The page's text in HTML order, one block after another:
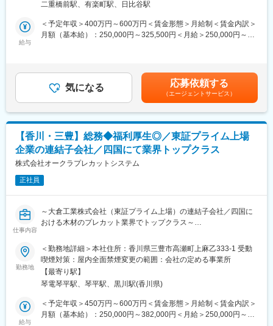
└13名在籍
■当社について：
当社は、三菱マテリアルと宇部興産（現ＵＢＥ）の両社のセメン
国内外34拠点でセメントビジネスを展開。インフラを支えるセメ
ント・生コン事業以外にも、環境エネルギー事業、資源事業も展
開し、循環型社会の発展に貢献する企業として、持続的な成長を
実現して参ります。
■業務詳細：
投資家向け資料作成・分析、決算説明会の企画運営を中心とした
IR業務と、企業ブランディング戦略実行のPR業務を担当。
全社戦略に関わる他では得難い経験ができる環境です。
投資家向け資料作成・分析、決算説明会の企画運営資料作成など
のIR業務をメインに、企業ブランディング戦略の実行サポートと
してPR業務も担当。
■賞与について：年3回（ご経験に応じて設定した等級により、金
額が変動致します。
・S1等級の場合、年間賞与基礎額140万円
・S2等級の場合、年間賞与基礎額180万円
■同社の魅力：
(1)不動産業界では珍しい勤務環境…完全週休2日制（土日祝休
(2)各種手当が充実…住宅取得手当1万円～3万円/家族手当扶養配偶
者1万、子5千円/資格手当（宅建・建築士・マンション管理士等）
※詳細は福利厚生欄を参照
(3)事業の強み…「東証スタンダード上場」「底地」業界で当社は
め、安定的に長期働くことが可能です。コロナ禍でも業績は堅調
に推移しています。
二重橋前駅、有楽町駅、日比谷駅
給与
＜予定年収＞400万円～600万円＜賃金形態＞月給制＜賃金内訳＞
月額（基本給）：250,000円～325,500円＜月給＞250,000円～
合、年間賞与基礎額140万円・S2等級の場合、年間賞与基礎額
180万円賃金はあくまでも目安の金額であり、選考を通じて上下
する可能性があります。月給(月額)は固定手当を含めた表記です。
気になる 応募依頼する
（エージェントサービス）
【香川・三豊】総務◆福利厚生◎／東証プライム上場
企業の連結子会社／四国にて業界トップクラス
株式会社オークラプレカットシステム
正社員
仕事内容
～大倉工業株式会社（東証プライム上場）の連結子会社／四国に
おける木材のプレカット業界でトップクラス～
■概要：
◇当社本社にて管理職候補として、業務をお任せします。
◇メンバーの育成や部門運営、目標達成に向けた戦略立案・推進
など、マネジメントにも携わっていただきます。
◇当社は木造建屋用構造材のプレカット加工や建築金物・基礎素
材等の仕入販売を主力事業としています。
■具体的には：
勤務地
＜勤務地詳細＞本社住所：香川県三豊市高瀬町上麻乙333-1 受動
喫煙対策：屋内全面禁煙変更の範囲：会社の定める事業所
【最寄り駅】
琴電琴平駅、琴平駅、黒川駅(香川県)
給与
＜予定年収＞450万円～600万円＜賃金形態＞月給制＜賃金内訳＞
月額（基本給）：250,000円～382,000円＜月給＞250,000円～